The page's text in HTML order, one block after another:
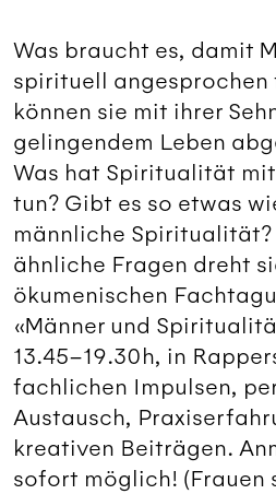
Was braucht es, damit
spirituell angesprochen
können sie mit ihrer
gelingendem Leben
Was hat Spiritualität
tun? Gibt es so etwas
männliche Spiritualität?
ähnliche Fragen dreht
ökumenischen
«Männer und
13.45–19.30h, in
fachlichen Impulsen,
Austausch,
kreativen Beiträgen.
sofort möglich! (Frauen